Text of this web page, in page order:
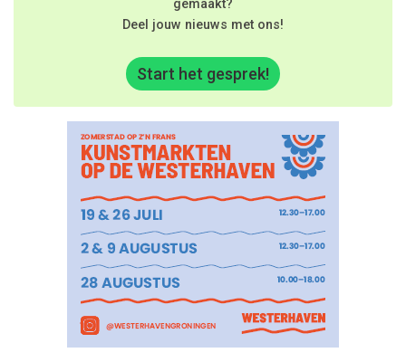
gemaakt?
Deel jouw nieuws met ons!
Start het gesprek!